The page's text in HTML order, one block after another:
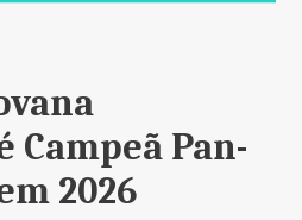
Campeã Pan-
2026